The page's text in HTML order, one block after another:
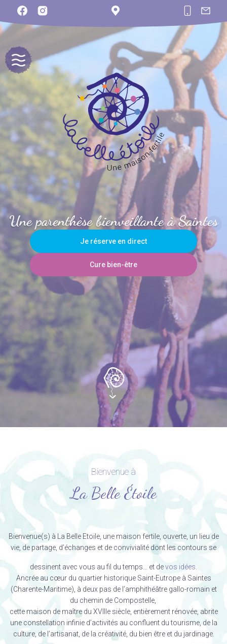
Une parenthèse bienveillante à Saintes
Je réserve en direct
Cure bien-être
Bienvenue à
La Belle Étoile
Bienvenue(s) à La Belle Etoile, une maison fertile, ouverte, un lieu de
vie, de partage, d’échanges et de convivialité dont les contours se
dessinent avec vous au fil du temps… et devos idées
Ancrée au cœur du quartier historique Saint-Eutrope à Saintes
(Charente-Maritime), à deux pas de l’amphithéâtre gallo-romain et
du chemin de Compostelle,
cette maison de maître du XVIIIe siècle, entièrement rénovée, abrite
une constellation infinie d’activités au confluent du tourisme, de la
culture, de l’artisanat, de la créativité, du bien être et du jardinage.